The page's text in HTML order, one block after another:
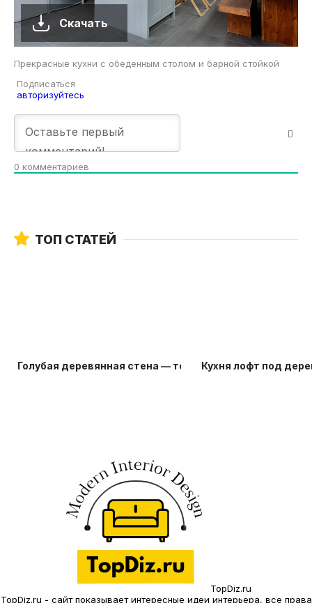
Скачать
Прекрасные кухни с обеденным столом и барной стойкой
Подписаться
авторизуйтесь
0 комментариев
ТОП СТАТЕЙ
Голубая деревянная стена — топ-20 идейКухня лофт под
TopDiz.ru
TopDiz.ru - сайт показывает интересные идеи интерьера, все права